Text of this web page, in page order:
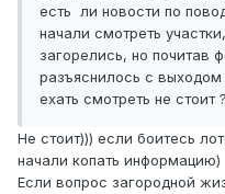
есть ли новости по
начали смотреть
загорелись, но почитав
разъяснилось с
ехать смотреть не стоит ?
Не стоит))) если боитесь
начали копать информацию)
Если вопрос загородной